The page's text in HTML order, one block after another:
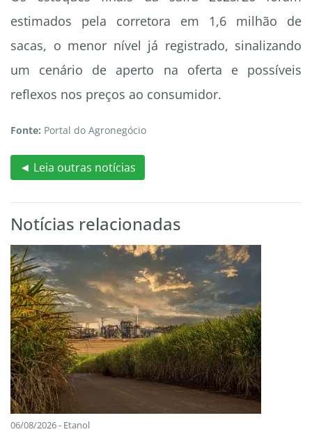
estimados pela corretora em 1,6 milhão de
sacas, o menor nível já registrado, sinalizando
um cenário de aperto na oferta e possíveis
reflexos nos preços ao consumidor.
Fonte: Portal do Agronegócio
◄ Leia outras notícias
Notícias relacionadas
06/08/2026 - Etanol